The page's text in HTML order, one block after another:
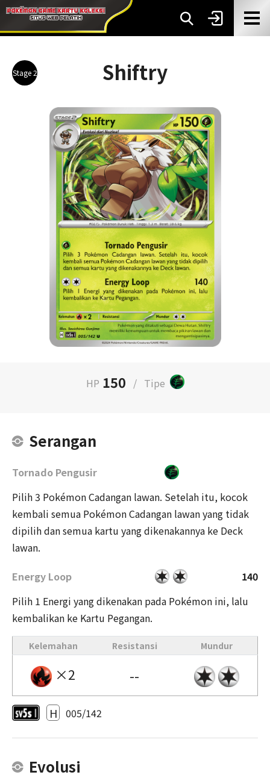
Stage 2 Shiftry
HP 150 / Tipe
Serangan
Tornado Pengusir
Pilih 3 Pokémon Cadangan lawan. Setelah itu, kocok
kembali semua Pokémon Cadangan lawan yang tidak
dipilih dan semua kartu yang dikenakannya ke Deck
lawan.
Energy Loop
140
Pilih 1 Energi yang dikenakan pada Pokémon ini, lalu
kembalikan ke Kartu Pegangan.
Kelemahan Resistansi Mundur
×2 --
H 005/142
Evolusi